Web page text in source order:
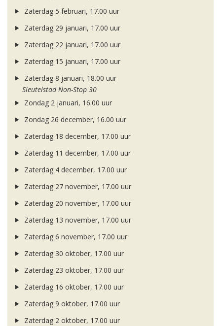
Zaterdag 5 februari, 17.00 uur
Zaterdag 29 januari, 17.00 uur
Zaterdag 22 januari, 17.00 uur
Zaterdag 15 januari, 17.00 uur
Zaterdag 8 januari, 18.00 uur
Sleutelstad Non-Stop 30
Zondag 2 januari, 16.00 uur
Zondag 26 december, 16.00 uur
Zaterdag 18 december, 17.00 uur
Zaterdag 11 december, 17.00 uur
Zaterdag 4 december, 17.00 uur
Zaterdag 27 november, 17.00 uur
Zaterdag 20 november, 17.00 uur
Zaterdag 13 november, 17.00 uur
Zaterdag 6 november, 17.00 uur
Zaterdag 30 oktober, 17.00 uur
Zaterdag 23 oktober, 17.00 uur
Zaterdag 16 oktober, 17.00 uur
Zaterdag 9 oktober, 17.00 uur
Zaterdag 2 oktober, 17.00 uur